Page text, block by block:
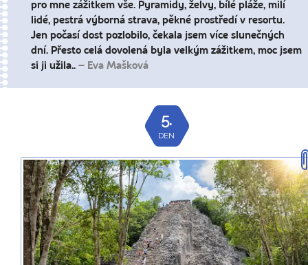
pro mne zážitkem vše. Pyramidy, želvy, bílé pláže, milí
lidé, pestrá výborná strava, pěkné prostředí v resortu.
Jen počasí dost pozlobilo, čekala jsem více slunečných
dní. Přesto celá dovolená byla velkým zážitkem, moc jsem
si ji užila.. – Eva Mašková
5.
DEN